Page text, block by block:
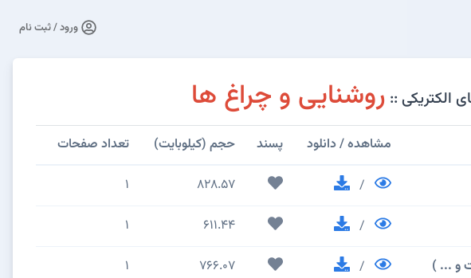
ورود / ثبت نام
روشنایی و چراغ ها
مشاهده / دانلود پسند حجم (کیلوبایت) تعداد صفحات
/
828.57
1
/
611.44
1
/
766.07
1